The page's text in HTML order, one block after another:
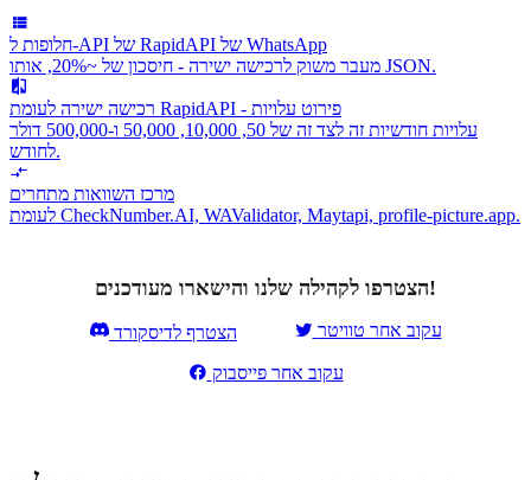
חלופות ל-API של RapidAPI של WhatsApp
מעבר משוק לרכישה ישירה - חיסכון של ~20%, אותו JSON.
רכישה ישירה לעומת RapidAPI - פירוט עלויות
עלויות חודשיות זה לצד זה של 50, 10,000, 50,000 ו-500,000 דולר
לחודש.
מרכז השוואות מתחרים
לעומת CheckNumber.AI, WAValidator, Maytapi, profile-picture.app.
הצטרפו לקהילה שלנו והישארו מעודכנים!
הצטרף לדיסקורד עקוב אחר טוויטר
עקוב אחר פייסבוק